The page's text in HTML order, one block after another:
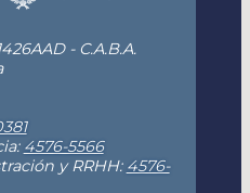
- C.A.B.A.
4576-5566
y RRHH: 4576-